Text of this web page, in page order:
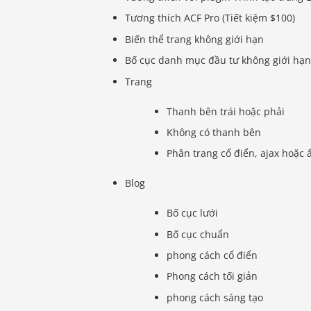
Tương thích ACF Pro (Tiết kiệm $100)
Biến thể trang không giới hạn
Bố cục danh mục đầu tư không giới hạn
Trang
Thanh bên trái hoặc phải
Không có thanh bên
Phân trang cổ điển, ajax hoặc
Blog
Bố cục lưới
Bố cục chuẩn
phong cách cổ điển
Phong cách tối giản
phong cách sáng tạo